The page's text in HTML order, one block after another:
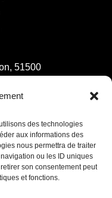
des technologies
aux informations des
nous permettra de traiter
ou les ID uniques
son consentement peut
et fonctions.
51500